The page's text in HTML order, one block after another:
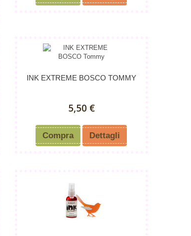
INK EXTREME BOSCO TOMMY
5,50 €
Compra Dettagli